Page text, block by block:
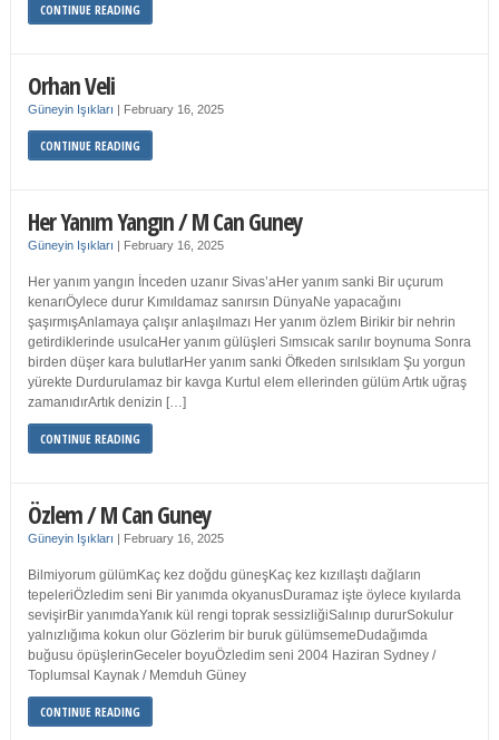
CONTINUE READING
Orhan Veli
Güneyin Işıkları | February 16, 2025
CONTINUE READING
Her Yanım Yangın / M Can Guney
Güneyin Işıkları | February 16, 2025
Her yanım yangın İnceden uzanır Sivas’aHer yanım sanki Bir uçurum
kenarıÖylece durur Kımıldamaz sanırsın DünyaNe yapacağını
şaşırmışAnlamaya çalışır anlaşılmazı Her yanım özlem Birikir bir nehrin
getirdiklerinde usulcaHer yanım gülüşleri Sımsıcak sarılır boynuma Sonra
birden düşer kara bulutlarHer yanım sanki Öfkeden sırılsıklam Şu yorgun
yürekte Durdurulamaz bir kavga Kurtul elem ellerinden gülüm Artık uğraş
zamanıdırArtık denizin […]
CONTINUE READING
Özlem / M Can Guney
Güneyin Işıkları | February 16, 2025
Bilmiyorum gülümKaç kez doğdu güneşKaç kez kızıllaştı dağların
tepeleriÖzledim seni Bir yanımda okyanusDuramaz işte öylece kıyılarda
sevişirBir yanımdaYanık kül rengi toprak sessizliğiSalınıp dururSokulur
yalnızlığıma kokun olur Gözlerim bir buruk gülümsemeDudağımda
buğusu öpüşlerinGeceler boyuÖzledim seni 2004 Haziran Sydney /
Toplumsal Kaynak / Memduh Güney
CONTINUE READING